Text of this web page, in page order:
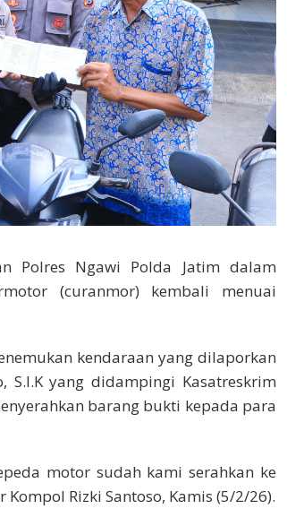
Polres Ngawi Polda Jatim dalam
(curanmor) kembali menuai
kendaraan yang dilaporkan
S.I.K yang didampingi Kasatreskrim
barang bukti kepada para
motor sudah kami serahkan ke
Rizki Santoso, Kamis (5/2/26).